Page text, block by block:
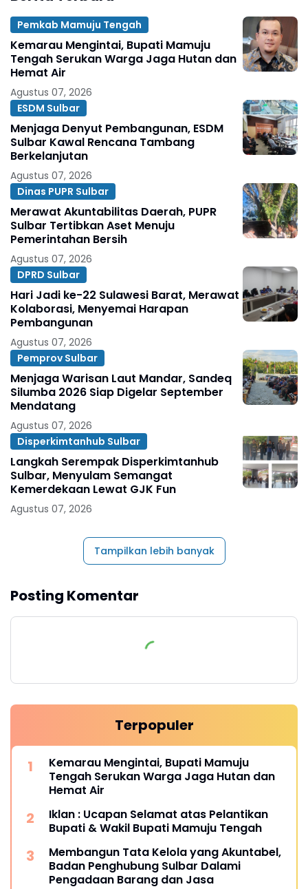
Pemkab Mamuju Tengah
Kemarau Mengintai, Bupati Mamuju
Tengah Serukan Warga Jaga Hutan dan
Hemat Air
Agustus 07, 2026
ESDM Sulbar
Menjaga Denyut Pembangunan, ESDM
Sulbar Kawal Rencana Tambang
Berkelanjutan
Agustus 07, 2026
Dinas PUPR Sulbar
Merawat Akuntabilitas Daerah, PUPR
Sulbar Tertibkan Aset Menuju
Pemerintahan Bersih
Agustus 07, 2026
DPRD Sulbar
Hari Jadi ke-22 Sulawesi Barat, Merawat
Kolaborasi, Menyemai Harapan
Pembangunan
Agustus 07, 2026
Pemprov Sulbar
Menjaga Warisan Laut Mandar, Sandeq
Silumba 2026 Siap Digelar September
Mendatang
Agustus 07, 2026
Disperkimtanhub Sulbar
Langkah Serempak Disperkimtanhub
Sulbar, Menyulam Semangat
Kemerdekaan Lewat GJK Fun
Agustus 07, 2026
Tampilkan lebih banyak
Posting Komentar
Terpopuler
Kemarau Mengintai, Bupati Mamuju
Tengah Serukan Warga Jaga Hutan dan
Hemat Air
Iklan : Ucapan Selamat atas Pelantikan
Bupati & Wakil Bupati Mamuju Tengah
Membangun Tata Kelola yang Akuntabel,
Badan Penghubung Sulbar Dalami
Pengadaan Barang dan Jasa